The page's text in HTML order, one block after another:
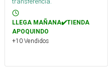
LLEGA MAÑANA✔️TIENDA
APOQUINDO
+10 Vendidos